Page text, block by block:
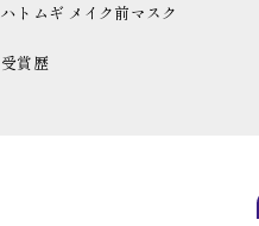
ハトムギ メイク前マスク
受賞歴